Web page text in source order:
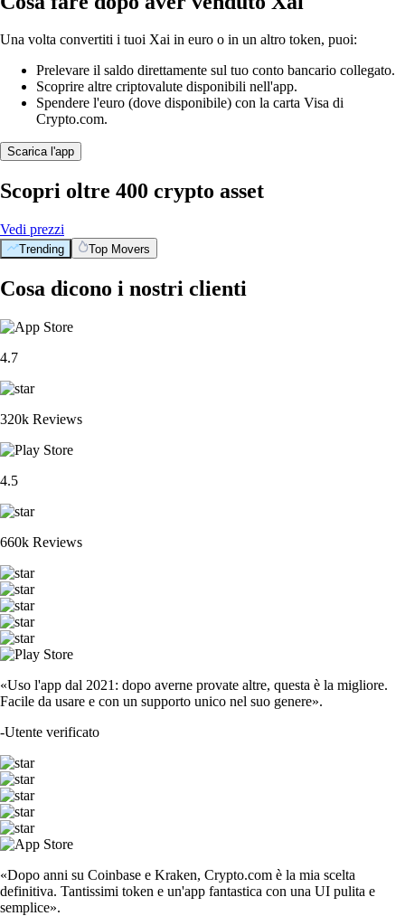
Una volta convertiti i tuoi Xai in euro o in un altro token, puoi:
Prelevare il saldo direttamente sul tuo conto bancario collegato.
Scoprire altre criptovalute disponibili nell'app.
Spendere l'euro (dove disponibile) con la carta Visa di
Crypto.com.
Scarica l'app
Scopri oltre 400 crypto asset
Vedi prezzi
Trending Top Movers
Cosa dicono i nostri clienti
4.7
320k Reviews
4.5
660k Reviews
«Uso l'app dal 2021: dopo averne provate altre, questa è la migliore.
Facile da usare e con un supporto unico nel suo genere».
-Utente verificato
«Dopo anni su Coinbase e Kraken, Crypto.com è la mia scelta
definitiva. Tantissimi token e un'app fantastica con una UI pulita e
semplice».